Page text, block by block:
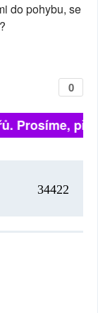
do pohybu, se
0
34422